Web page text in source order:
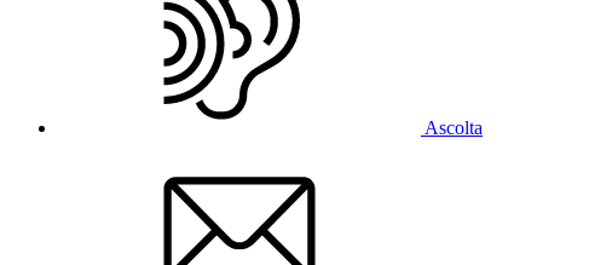
Ascolta